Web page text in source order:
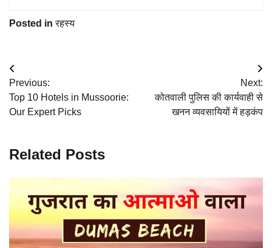
Posted inरहस्य
Post
navigation
Previous:
Top 10 Hotels in Mussoorie:
Our Expert Picks
Next:
कोतवाली पुलिस की कार्यवाही से
खनन व्यवसायियों में हड़कंप
Related Posts